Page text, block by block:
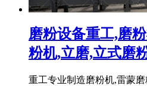
磨粉设备重工,磨
粉机,立磨,立式磨
重工专业制造磨粉机,雷蒙